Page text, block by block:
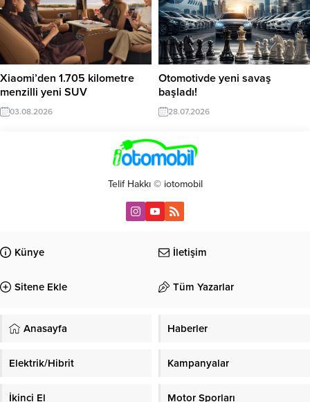
Xiaomi’den 1.705 kilometre
menzilli yeni SUV
03.08.2026
Otomotivde yeni savaş
başladı!
28.07.2026
Telif Hakkı © iotomobil
Künye İletişim
Sitene Ekle Tüm Yazarlar
Anasayfa Haberler
Elektrik/Hibrit Kampanyalar
İkinci El Motor Sporları